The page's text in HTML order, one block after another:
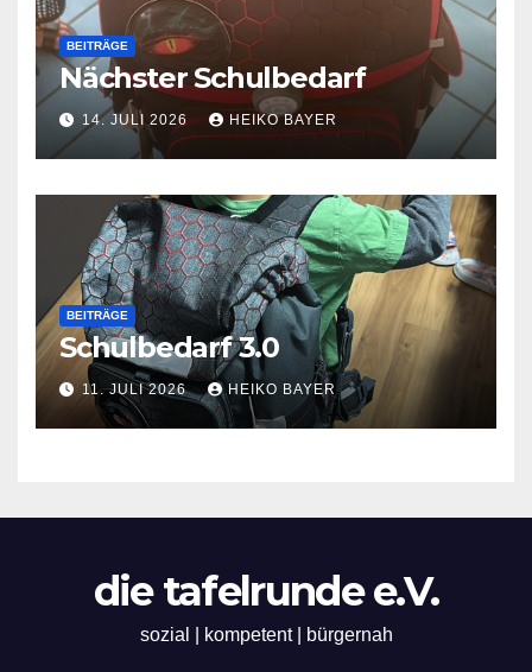
BEITRÄGE
Nächster Schulbedarf
14. JULI 2026 HEIKO BAYER
BEITRÄGE
Schulbedarf 3.0
11. JULI 2026 HEIKO BAYER
die tafelrunde e.V.
sozial | kompetent | bürgernah